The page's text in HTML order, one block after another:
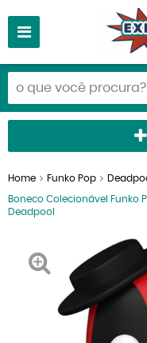
Home Funko Pop
Boneco Colecionável Funko
Deadpool